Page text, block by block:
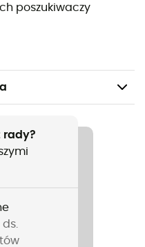
poszukiwaczy
rady?